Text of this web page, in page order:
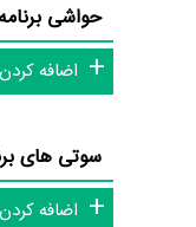
حواشی برنامه
اضافه
سوتی های
اضافه